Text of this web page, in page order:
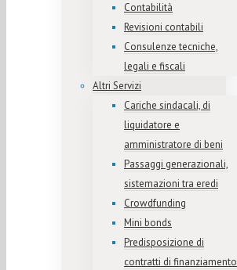
Contabilità
Revisioni contabili
Consulenze tecniche,
legali e fiscali
Altri Servizi
Cariche sindacali, di
liquidatore e
amministratore di beni
Passaggi generazionali,
sistemazioni tra eredi
Crowdfunding
Mini bonds
Predisposizione di
contratti di finanziamento